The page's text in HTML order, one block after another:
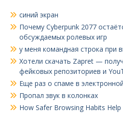
синий экран
Почему Cyberpunk 2077
обсуждаемых ролевых игр
у меня командная строка при
Хотели скачать Zapret —
фейковых репозиториев и
Еще раз о спаме в
Пропал звук в колонках
How Safer Browsing Habits